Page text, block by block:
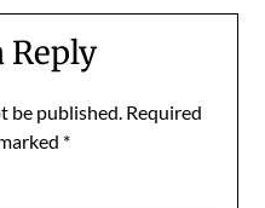
Reply
be published. Required
*